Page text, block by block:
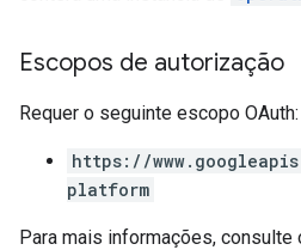
Escopos de autorização
Requer o seguinte escopo OAuth:
https://
platform
Para mais informações, consulte